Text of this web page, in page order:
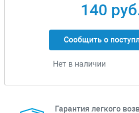
140
Сообщить о
Нет в наличии
Гарантия легкого